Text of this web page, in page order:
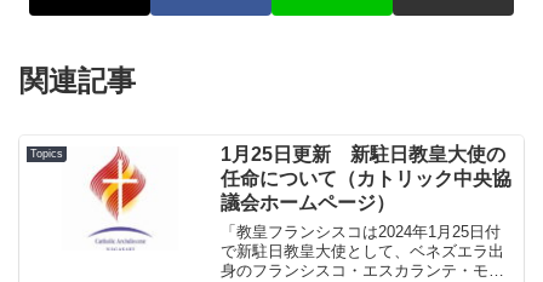
関連記事
Topics
1月25日更新 新駐日教皇大使の
任命について（カトリック中央協
議会ホームページ）
「教皇フランシスコは2024年1月25日付
で新駐日教皇大使として、ベネズエラ出
身のフランシスコ・エスカランテ・モリ